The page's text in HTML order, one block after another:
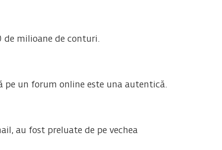
de milioane de conturi.
un forum online este una autentică.
au fost preluate de pe vechea